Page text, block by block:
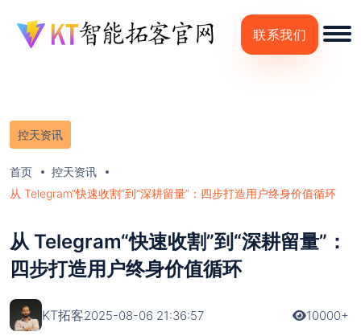
联系我们
控天资讯
首页
控天资讯
从 Telegram“快速收割”到“深耕留量”：四步打造用户终身价值循环
从 Telegram“快速收割”到“深耕留量”：
四步打造用户终身价值循环
KT拓客2025-08-06 21:36:57 10000+